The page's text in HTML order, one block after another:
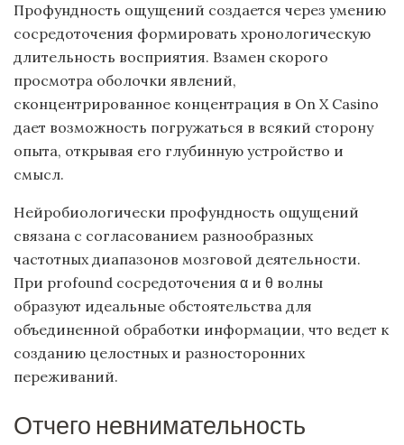
Профундность ощущений создается через умению
сосредоточения формировать хронологическую
длительность восприятия. Взамен скорого
просмотра оболочки явлений,
сконцентрированное концентрация в On X Casino
дает возможность погружаться в всякий сторону
опыта, открывая его глубинную устройство и
смысл.
Нейробиологически профундность ощущений
связана с согласованием разнообразных
частотных диапазонов мозговой деятельности.
При profound сосредоточения α и θ волны
образуют идеальные обстоятельства для
объединенной обработки информации, что ведет к
созданию целостных и разносторонних
переживаний.
Отчего невнимательность